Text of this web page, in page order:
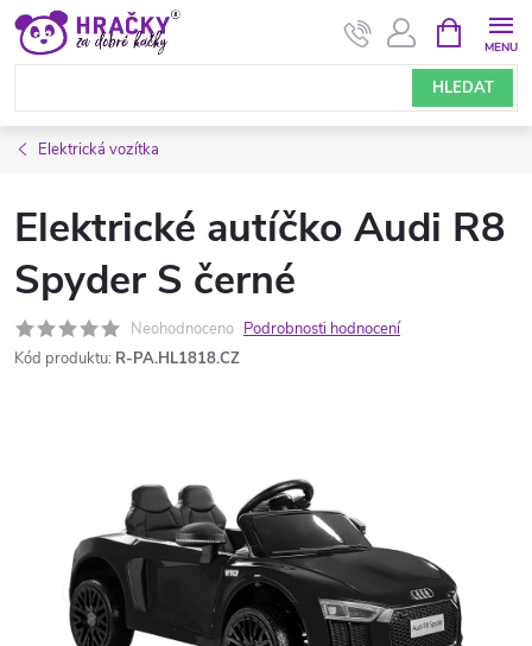
Přejít
obsah
HLEDAT
NÁKUPNÍ
KOŠÍK
Elektrická vozítka
Elektrické autíčko Audi R8
Spyder S černé
Neohodnoceno Podrobnosti hodnocení
Kód produktu: R-PA.HL1818.CZ